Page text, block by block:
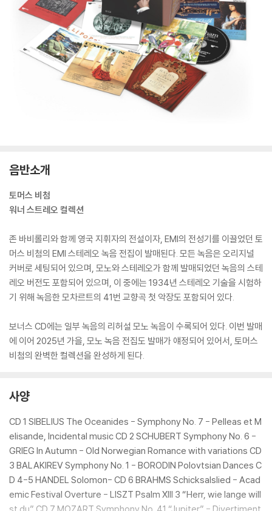
음반소개
토머스 비첨
워너 스트레오 컬렉션
존 바비롤리와 함께 영국 지휘자의 전설이자, EMI의 전성기를 이끌었던 토
머스 비첨의 EMI 스테레오 녹음 전집이 발매된다. 모든 녹음은 오리지널
커버로 세팅되어 있으며, 모노와 스테레오가 함께 발매되었던 녹음의 스테
레오 버전도 포함되어 있으며, 이 중에는 1934년 스테레오 기술을 시험하
기 위해 녹음한 모차르트의 41번 교향곡 첫 악장도 포함되어 있다.
보너스 CD에는 일부 녹음의 리허설 모노 녹음이 수록되어 있다. 이번 발매
에 이어 2025년 가을, 모노 녹음 전집도 발매가 얘정되어 있어서, 토머스
비첨의 완벽한 컬렉션을 완성하게 된다.
사양
CD 1 SIBELIUS The Oceanides - Symphony No. 7 - Pelleas et M
elisande, Incidental music CD 2 SCHUBERT Symphony No. 6 -
GRIEG In Autumn - Old Norwegian Romance with variations CD
3 BALAKIREV Symphony No. 1 - BORODIN Polovtsian Dances C
D 4-5 HANDEL Solomon- CD 6 BRAHMS Schicksalslied - Acad
emic Festival Overture - LISZT Psalm XIII 3 “Herr, wie lange will